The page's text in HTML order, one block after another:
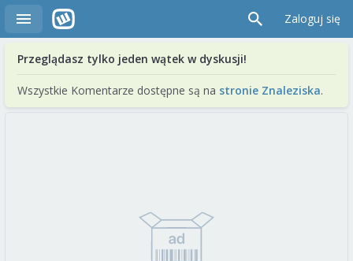
Zaloguj się
Przeglądasz tylko jeden wątek w dyskusji!
Wszystkie Komentarze dostępne są na stronie Znaleziska.